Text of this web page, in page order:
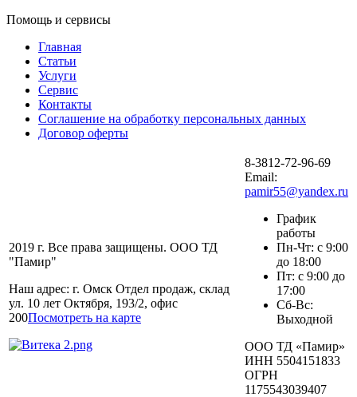
Помощь и сервисы
Главная
Статьи
Услуги
Сервис
Контакты
Соглашение на обработку персональных данных
Договор оферты
2019 г. Все права защищены. ООО ТД
"Памир"
Наш адрес: г. Омск Отдел продаж, склад
ул. 10 лет Октября, 193/2, офис
200Посмотреть на карте
8-3812-72-96-69
Email:
pamir55@yandex.ru
График
работы
Пн-Чт: с 9:00
до 18:00
Пт: с 9:00 до
17:00
Сб-Вс:
Выходной
ООО ТД «Памир»
ИНН 5504151833
ОГРН
1175543039407